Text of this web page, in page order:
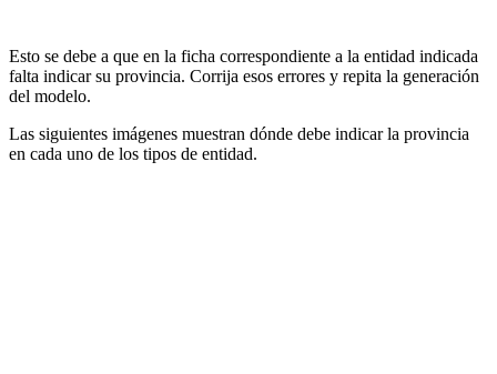
Esto se debe a que en la ficha correspondiente a la entidad indicada
falta indicar su provincia. Corrija esos errores y repita la generación
del modelo.
Las siguientes imágenes muestran dónde debe indicar la provincia
en cada uno de los tipos de entidad.